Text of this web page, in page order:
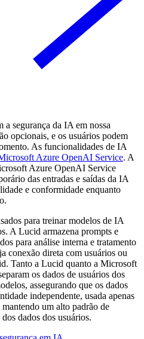
segurança da IA em nossa
opcionais, e os usuários podem
As funcionalidades de IA
Azure OpenAI Service. A
Azure OpenAI Service
das entradas e saídas da IA
e conformidade enquanto
para treinar modelos de IA
A Lucid armazena prompts e
para análise interna e tratamento
conexão direta com usuários ou
Tanto a Lucid quanto a Microsoft
os dados de usuários dos
assegurando que os dados
independente, usada apenas
um alto padrão de
dados dos usuários.